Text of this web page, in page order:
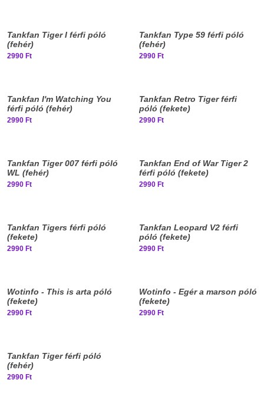
Tankfan Tiger I férfi póló
(fehér)
2990 Ft
Tankfan Type 59 férfi póló
(fehér)
2990 Ft
Tankfan I'm Watching You
férfi póló (fehér)
2990 Ft
Tankfan Retro Tiger férfi
póló (fekete)
2990 Ft
Tankfan Tiger 007 férfi póló
WL (fehér)
2990 Ft
Tankfan End of War Tiger 2
férfi póló (fekete)
2990 Ft
Tankfan Tigers férfi póló
(fekete)
2990 Ft
Tankfan Leopard V2 férfi
póló (fekete)
2990 Ft
Wotinfo - This is arta póló
(fekete)
2990 Ft
Wotinfo - Egér a marson póló
(fekete)
2990 Ft
Tankfan Tiger férfi póló
(fehér)
2990 Ft